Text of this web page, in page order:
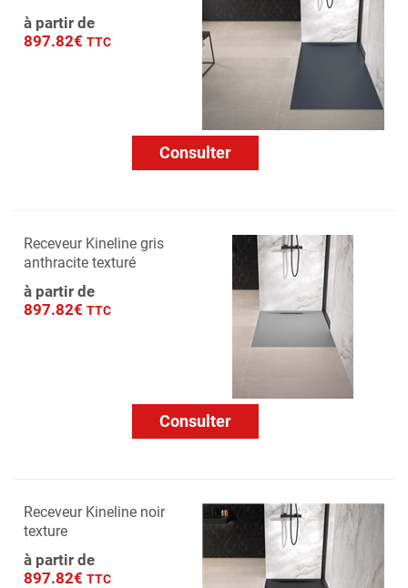
à partir de
897.82€ TTC
Consulter
Receveur Kineline gris
anthracite texturé
à partir de
897.82€ TTC
Consulter
Receveur Kineline noir
texture
à partir de
897.82€ TTC